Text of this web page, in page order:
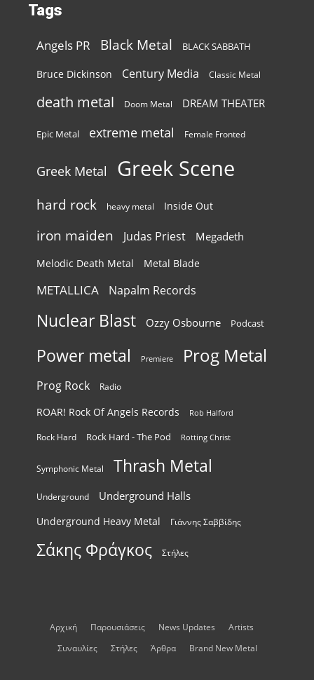
Tags
Angels PR Black Metal BLACK SABBATH
Bruce Dickinson Century Media Classic Metal
death metal Doom Metal DREAM THEATER
Epic Metal extreme metal Female Fronted
Greek Metal Greek Scene
hard rock heavy metal Inside Out
iron maiden Judas Priest Megadeth
Melodic Death Metal Metal Blade
METALLICA Napalm Records
Nuclear Blast Ozzy Osbourne Podcast
Power metal Premiere Prog Metal
Prog Rock Radio
ROAR! Rock Of Angels Records Rob Halford
Rock Hard Rock Hard - The Pod Rotting Christ
Symphonic Metal Thrash Metal
Underground Underground Halls
Underground Heavy Metal Γιάννης Σαββίδης
Σάκης Φράγκος Στήλες
Αρχική Παρουσιάσεις News Updates
Artists
Συναυλίες
Στήλες Άρθρα Brand New Metal